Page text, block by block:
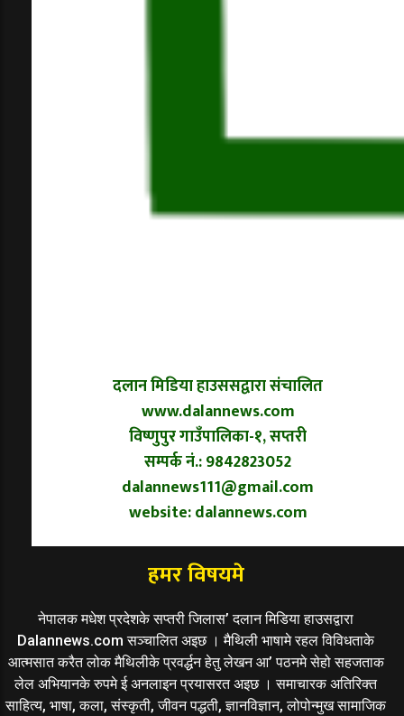
दलान मिडिया हाउससद्वारा संचालित
www.dalannews.com
विष्णुपुर गाउँपालिका-१, सप्तरी
सम्पर्क नं.: 9842823052
dalannews111@gmail.com
website: dalannews.com
हमर विषयमे
नेपालक मधेश प्रदेशके सप्तरी जिलास’ दलान मिडिया हाउसद्वारा
Dalannews.com सञ्चालित अइछ । मैथिली भाषामे रहल विविधताके
आत्मसात करैत लोक मैथिलीके प्रवर्द्धन हेतु लेखन आ’ पठनमे सेहो सहजताक
लेल अभियानके रुपमे ई अनलाइन प्रयासरत अइछ । समाचारक अतिरिक्त
साहित्य, भाषा, कला, संस्कृती, जीवन पद्धती, ज्ञानविज्ञान, लोपोन्मुख सामाजिक